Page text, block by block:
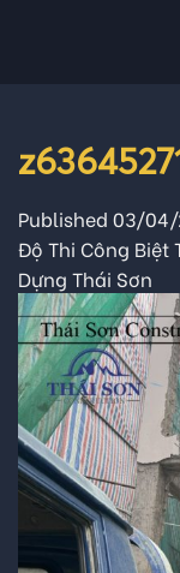
Published 03/04/
Độ Thi Công Biệt
Dựng Thái Sơn